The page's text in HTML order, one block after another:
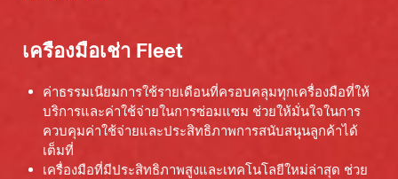
เครื่องมือเช่า Fleet
ค่าธรรมเนียมการใช้รายเดือนที่ครอบคลุมทุกเครื่องมือที่ให้
บริการและค่าใช้จ่ายในการซ่อมแซม ช่วยให้มั่นใจในการ
ควบคุมค่าใช้จ่ายและประสิทธิภาพการสนับสนุนลูกค้าได้
เต็มที่
เครื่องมือที่มีประสิทธิภาพสูงและเทคโนโลยีใหม่ล่าสุด ช่วย